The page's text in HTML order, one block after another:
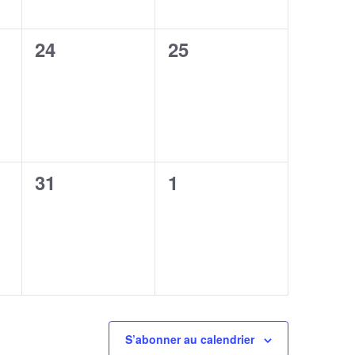
0
24
0
25
0
31
0
1
S’abonner au calendrier